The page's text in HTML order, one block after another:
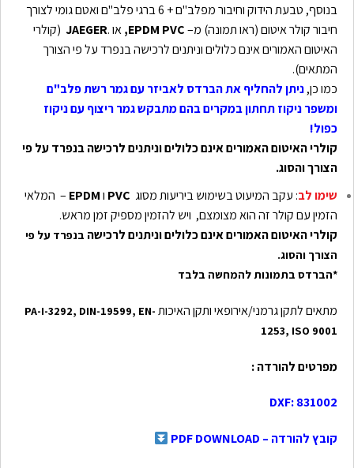
בנוסף, טבעת הידוק וחיבור מפלב"ם + 6 ברגי פלב"ם ואטם גומי לצורך
חיבור קולר איטום (ראו תמונה) מ–
או .JAEGER (קולרי
האיטום האמורים אינם כלולים וניתנים לרכישה בנפרד על פי הצורך
המתאים).
כמו כן,ניתן להחליף את הברדס לאביזר עם גמר רשת פלב"ם
ומשפר ניקוז תחתון במקרים בהם מתבקש גמר ריצוף עם ניקוז
כפול!
קולרי האיטום האמורים אינם כלולים וניתנים לרכישה בנפרד על פי
הצורך והסוג.
שימו לב: עקב המיעוט בשימוש ביריעות מסוג וEPDM – המלאי
הזמין עם קולר זה הוא מצומצם, ויש להזמין מספיק זמן מראש.
קולרי האיטום האמורים אינם כלולים וניתנים לרכישה בנפרד על פי
הצורך והסוג.
*הברדס בתמונות להמחשה בלבד
מתאים לתקן גרמני/אירופאי ותקן האיכות PA-I-3292, DIN-19599, EN-
1253, ISO 9001
מפרטים להורדה :
DXF: 831002
קובץ להורדה – PDF DOWNLOAD